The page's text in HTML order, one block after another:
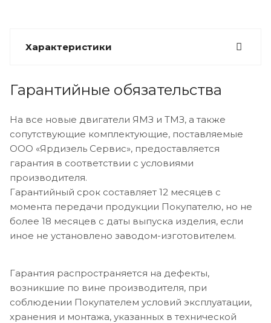
Характеристики
Гарантийные обязательства
На все новые двигатели ЯМЗ и ТМЗ, а также
сопутствующие комплектующие, поставляемые
ООО «Ярдизель Сервис», предоставляется
гарантия в соответствии с условиями
производителя.
Гарантийный срок составляет 12 месяцев с
момента передачи продукции Покупателю, но не
более 18 месяцев с даты выпуска изделия, если
иное не установлено заводом-изготовителем.
Гарантия распространяется на дефекты,
возникшие по вине производителя, при
соблюдении Покупателем условий эксплуатации,
хранения и монтажа, указанных в технической